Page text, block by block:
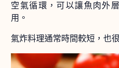
空氣循環，可以讓魚肉外
用。
氣炸料理通常時間較短，也